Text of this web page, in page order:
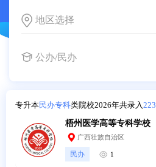
地区选择
公办/民办
专升本民办专科类院校2026年共录入223
梧州医学高等专科学校
广西壮族自治区
民办 1